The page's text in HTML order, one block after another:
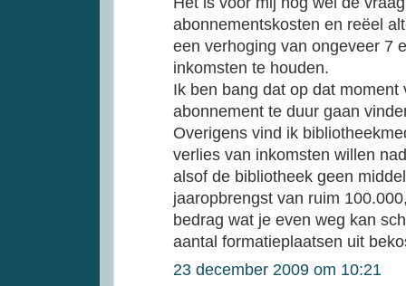
abonnementskosten en reëel
een verhoging van ongeveer 7
inkomsten te houden.
Ik ben bang dat op dat
abonnement te duur gaan
Overigens vind ik
verlies van inkomsten willen
alsof de bibliotheek geen
jaaropbrengst van ruim
bedrag wat je even weg kan
aantal formatieplaatsen uit
23 december 2009 om 10:21